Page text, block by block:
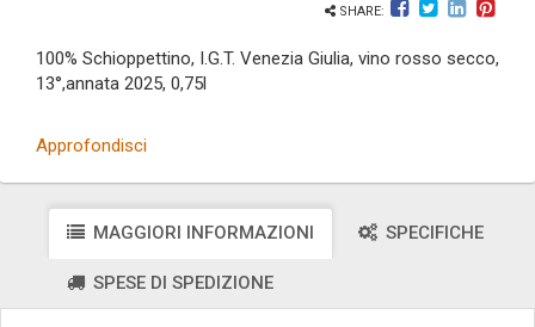
SHARE:
100% Schioppettino, I.G.T. Venezia Giulia, vino rosso secco,
13°,annata 2025, 0,75l
Approfondisci
MAGGIORI INFORMAZIONI SPECIFICHE
SPESE DI SPEDIZIONE